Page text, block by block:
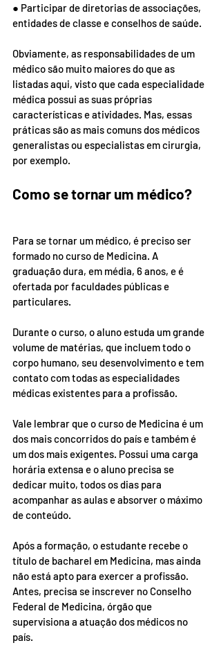
● Participar de diretorias de associações,
entidades de classe e conselhos de saúde.
Obviamente, as responsabilidades de um
médico são muito maiores do que as
listadas aqui, visto que cada especialidade
médica possui as suas próprias
características e atividades. Mas, essas
práticas são as mais comuns dos médicos
generalistas ou especialistas em cirurgia,
por exemplo.
Como se tornar um médico?
Para se tornar um médico, é preciso ser
formado no curso de Medicina. A
graduação dura, em média, 6 anos, e é
ofertada por faculdades públicas e
particulares.
Durante o curso, o aluno estuda um grande
volume de matérias, que incluem todo o
corpo humano, seu desenvolvimento e tem
contato com todas as especialidades
médicas existentes para a profissão.
Vale lembrar que o curso de Medicina é um
dos mais concorridos do país e também é
um dos mais exigentes. Possui uma carga
horária extensa e o aluno precisa se
dedicar muito, todos os dias para
acompanhar as aulas e absorver o máximo
de conteúdo.
Após a formação, o estudante recebe o
título de bacharel em Medicina, mas ainda
não está apto para exercer a profissão.
Antes, precisa se inscrever no Conselho
Federal de Medicina, órgão que
supervisiona a atuação dos médicos no
país.